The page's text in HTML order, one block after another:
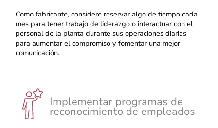
Como fabricante, considere reservar algo de tiempo cada
mes para tener trabajo de liderazgo o interactuar con el
personal de la planta durante sus operaciones diarias
para aumentar el compromiso y fomentar una mejor
comunicación.
Implementar programas de
reconocimiento de empleados